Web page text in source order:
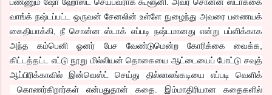
வாங்க் நஷ்டப்பட்ட ஒருவன் சேனலின் உள்ளே நுழைந்து அவரை பணையக்
கைதியாக்கி, நீ சொன்ன ஸ்டாக் எப்படி நஷ்டமானது என்று பப்ளிக்காக
அந்த கம்பெனி ஓனர் பேச வேண்டுமென்ற கோரிக்கை வைக்க,
கிட்டத்தட்ட எட்டு நூறு மில்லியன் தொகையை ஆட்டையைப் போட்டு சவுத்
ஆப்பிரிக்காவில் இன்வெஸ்ட் செய்து தில்லாலங்கடியை எப்படி வெளிக்
கொணர்கிறார்கள் என்பதுதான் கதை. இம்மாதிரியான கதைகளில்